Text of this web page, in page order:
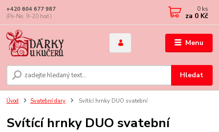
Menu
Hledat
+420 604 677 987
(Po-Ne, 9-20 hod.)
0 ks
za 0 Kč
Úvod Svatební dary Svítící hrnky DUO svatební
Svítící hrnky DUO svatební